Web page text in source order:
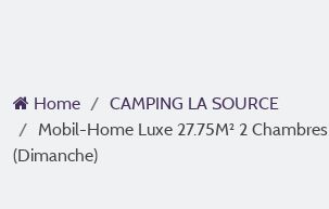
Home
CAMPING LA SOURCE
Mobil-Home Luxe 27.75M² 2
(Dimanche)